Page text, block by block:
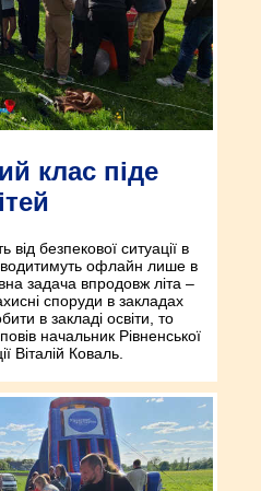
клас піде
безпекової ситуації в
офлайн лише в
задача впродовж літа –
споруди в закладах
в закладі освіти, то
начальник Рівненської
Віталій Коваль.